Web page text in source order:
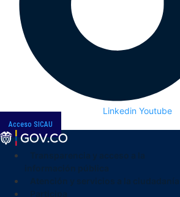
Linkedin Youtube
Acceso SICAU